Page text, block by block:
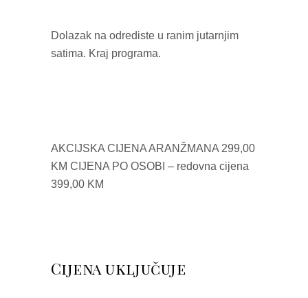
Dolazak na odrediste u ranim jutarnjim
satima. Kraj programa.
AKCIJSKA CIJENA ARANŽMANA 299,00
KM CIJENA PO OSOBI – redovna cijena
399,00 KM
Cijena uključuje